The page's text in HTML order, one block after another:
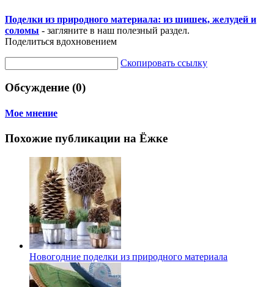
Поделки из природного материала: из шишек, желудей и
соломы - загляните в наш полезный раздел.
Поделиться вдохновением
Скопировать ссылку
Обсуждение (0)
Мое мнение
Похожие публикации на Ёжке
Новогодние поделки из природного материала